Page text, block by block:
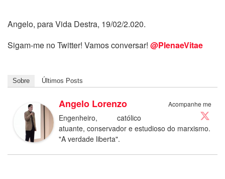
Angelo, para Vida Destra, 19/02/2.020.
Sigam-me no Twitter! Vamos conversar! @PlenaeVitae
Sobre Últimos Posts
Acompanhe me
Angelo Lorenzo
Engenheiro, católico
atuante, conservador e estudioso do marxismo.
"A verdade liberta".